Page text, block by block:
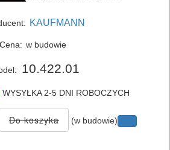
KAUFMANN
Cena: w budowie
10.422.01
WYSYŁKA 2-5 DNI ROBOCZYCH
(w budowie)